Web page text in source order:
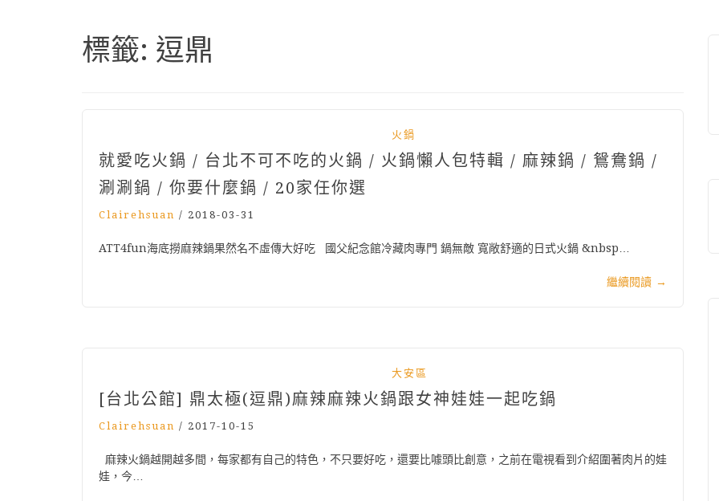
標籤: 逗鼎
火鍋
就愛吃火鍋 / 台北不可不吃的火鍋 / 火鍋懶人包特輯 / 麻辣鍋 / 鴛鴦鍋 /
涮涮鍋 / 你要什麼鍋 / 20家任你選
Clairehsuan / 2018-03-31
ATT4fun海底撈麻辣鍋果然名不虛傳大好吃 國父紀念館冷藏肉專門 鍋無敵 寬敞舒適的日式火鍋 &nbsp…
繼續閱讀 →
大安區
[台北公館] 鼎太極(逗鼎)麻辣麻辣火鍋跟女神娃娃一起吃鍋
Clairehsuan / 2017-10-15
麻辣火鍋越開越多間，每家都有自己的特色，不只要好吃，還要比噱頭比創意，之前在電視看到介紹圍著肉片的娃
娃，今…